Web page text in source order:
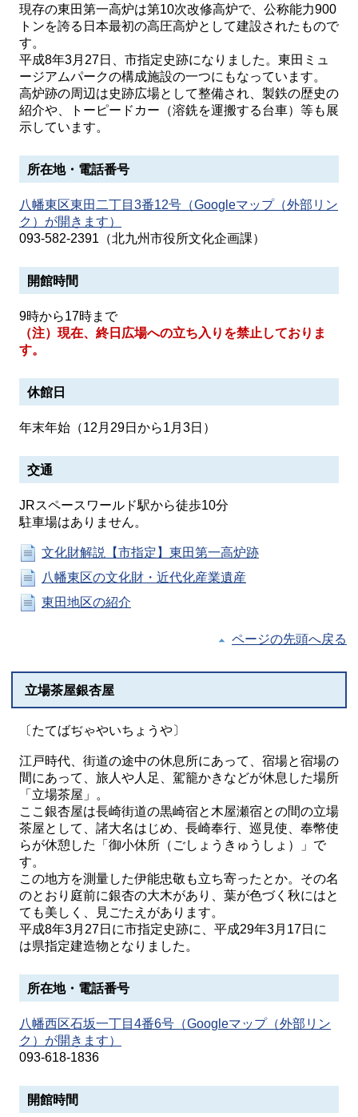
現存の東田第一高炉は第10次改修高炉で、公称能力900
トンを誇る日本最初の高圧高炉として建設されたもので
す。
平成8年3月27日、市指定史跡になりました。東田ミュ
ージアムパークの構成施設の一つにもなっています。
高炉跡の周辺は史跡広場として整備され、製鉄の歴史の
紹介や、トーピードカー（溶銑を運搬する台車）等も展
示しています。
所在地・電話番号
八幡東区東田二丁目3番12号（Googleマップ（外部リン
ク）が開きます）
093-582-2391（北九州市役所文化企画課）
開館時間
9時から17時まで
（注）現在、終日広場への立ち入りを禁止しておりま
す。
休館日
年末年始（12月29日から1月3日）
交通
JRスペースワールド駅から徒歩10分
駐車場はありません。
文化財解説【市指定】東田第一高炉跡
八幡東区の文化財・近代化産業遺産
東田地区の紹介
ページの先頭へ戻る
立場茶屋銀杏屋
〔たてばぢゃやいちょうや〕
江戸時代、街道の途中の休息所にあって、宿場と宿場の
間にあって、旅人や人足、駕籠かきなどが休息した場所
「立場茶屋」。
ここ銀杏屋は長崎街道の黒崎宿と木屋瀬宿との間の立場
茶屋として、諸大名はじめ、長崎奉行、巡見使、奉幣使
らが休憩した「御小休所（ごしょうきゅうしょ）」で
す。
この地方を測量した伊能忠敬も立ち寄ったとか。その名
のとおり庭前に銀杏の大木があり、葉が色づく秋にはと
ても美しく、見ごたえがあります。
平成8年3月27日に市指定史跡に、平成29年3月17日に
は県指定建造物となりました。
所在地・電話番号
八幡西区石坂一丁目4番6号（Googleマップ（外部リン
ク）が開きます）
093-618-1836
開館時間